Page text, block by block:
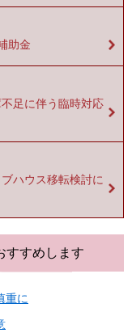
助金
足に伴う臨時対応
ハウス移転検討に
すすめします
重に